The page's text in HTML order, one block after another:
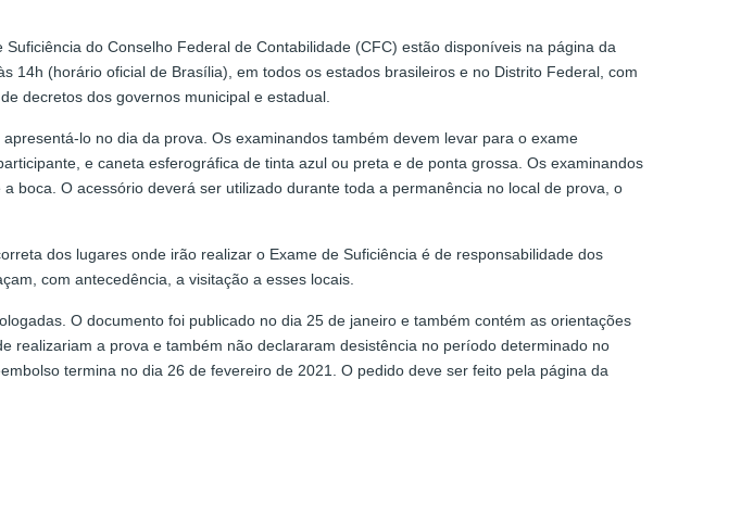
do Conselho Federal de Contabilidade (CFC) estão disponíveis na página da
(horário oficial de Brasília), em todos os estados brasileiros e no Distrito Federal, com
decretos dos governos municipal e estadual.
lo no dia da prova. Os examinandos também devem levar para o exame
e caneta esferográfica de tinta azul ou preta e de ponta grossa. Os examinandos
boca. O acessório deverá ser utilizado durante toda a permanência no local de prova, o
dos lugares onde irão realizar o Exame de Suficiência é de responsabilidade dos
com antecedência, a visitação a esses locais.
O documento foi publicado no dia 25 de janeiro e também contém as orientações
realizariam a prova e também não declararam desistência no período determinado no
termina no dia 26 de fevereiro de 2021. O pedido deve ser feito pela página da